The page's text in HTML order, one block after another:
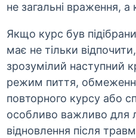
не загальні враження, а
Якщо курс був
має не тільки
зрозумілий наступний
режим пиття,
повторного курсу або
особливо важливо для
відновлення після